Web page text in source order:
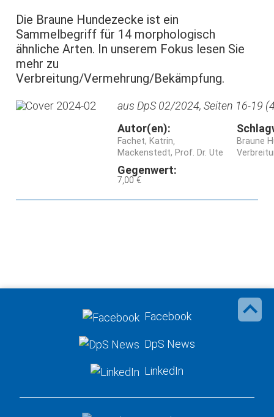
Die Braune Hundezecke ist ein
Sammelbegriff für 14 morphologisch
ähnliche Arten. In unserem Fokus lesen Sie
mehr zu
Verbreitung/Vermehrung/Bekämpfung.
aus DpS 02/2024, Seiten 16-19
Autor(en):
Fachet, Katrin
Mackenstedt, Prof. Dr. Ute
Gegenwert:
7,00 €
Braune
Facebook
DpS News
LinkedIn